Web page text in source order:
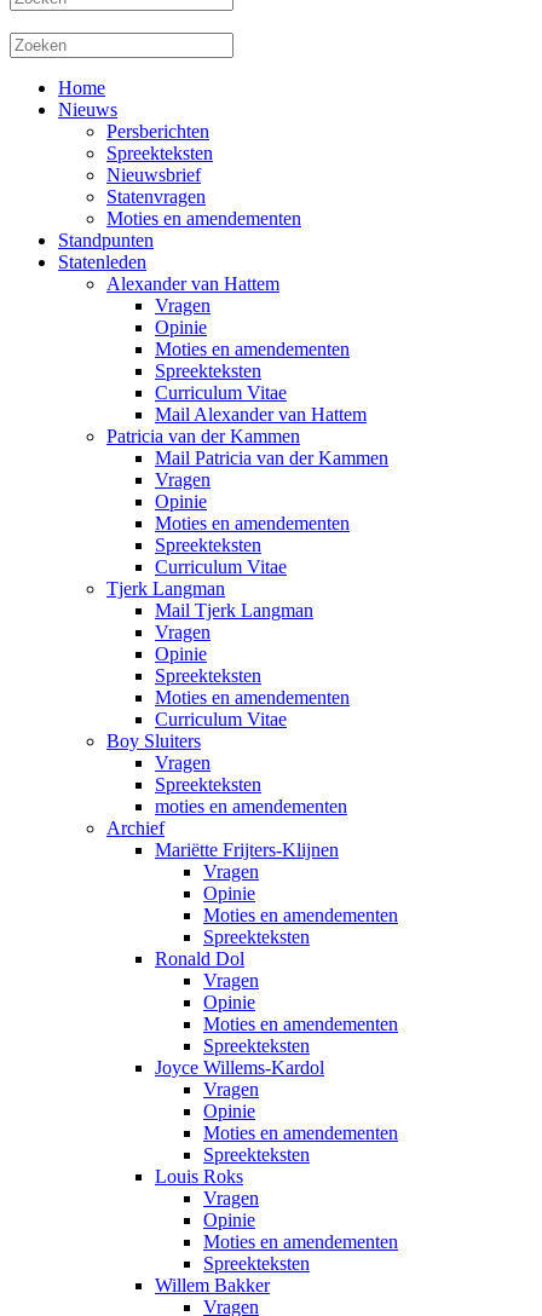
Home
Nieuws
Persberichten
Spreekteksten
Nieuwsbrief
Statenvragen
Moties en amendementen
Standpunten
Statenleden
Alexander van Hattem
Vragen
Opinie
Moties en amendementen
Spreekteksten
Curriculum Vitae
Mail Alexander van Hattem
Patricia van der Kammen
Mail Patricia van der Kammen
Vragen
Opinie
Moties en amendementen
Spreekteksten
Curriculum Vitae
Tjerk Langman
Mail Tjerk Langman
Vragen
Opinie
Spreekteksten
Moties en amendementen
Curriculum Vitae
Boy Sluiters
Vragen
Spreekteksten
moties en amendementen
Archief
Mariëtte Frijters-Klijnen
Vragen
Opinie
Moties en amendementen
Spreekteksten
Ronald Dol
Vragen
Opinie
Moties en amendementen
Spreekteksten
Joyce Willems-Kardol
Vragen
Opinie
Moties en amendementen
Spreekteksten
Louis Roks
Vragen
Opinie
Moties en amendementen
Spreekteksten
Willem Bakker
Vragen